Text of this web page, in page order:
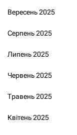
Вересень 2025
Серпень 2025
Липень 2025
Червень 2025
Травень 2025
Квітень 2025